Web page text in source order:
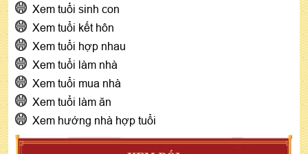
Xem tuổi sinh con
Xem tuổi kết hôn
Xem tuổi hợp nhau
Xem tuổi làm nhà
Xem tuổi mua nhà
Xem tuổi làm ăn
Xem hướng nhà hợp tuổi